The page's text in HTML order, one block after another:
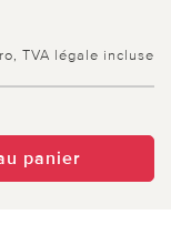
TVA légale incluse
panier